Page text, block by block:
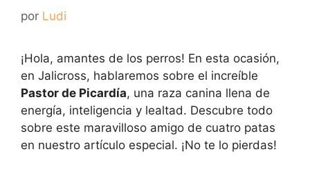
por Ludi
¡Hola, amantes de los perros! En esta ocasión,
en Jalicross, hablaremos sobre el increíble
Pastor de Picardía, una raza canina llena de
energía, inteligencia y lealtad. Descubre todo
sobre este maravilloso amigo de cuatro patas
en nuestro artículo especial. ¡No te lo pierdas!